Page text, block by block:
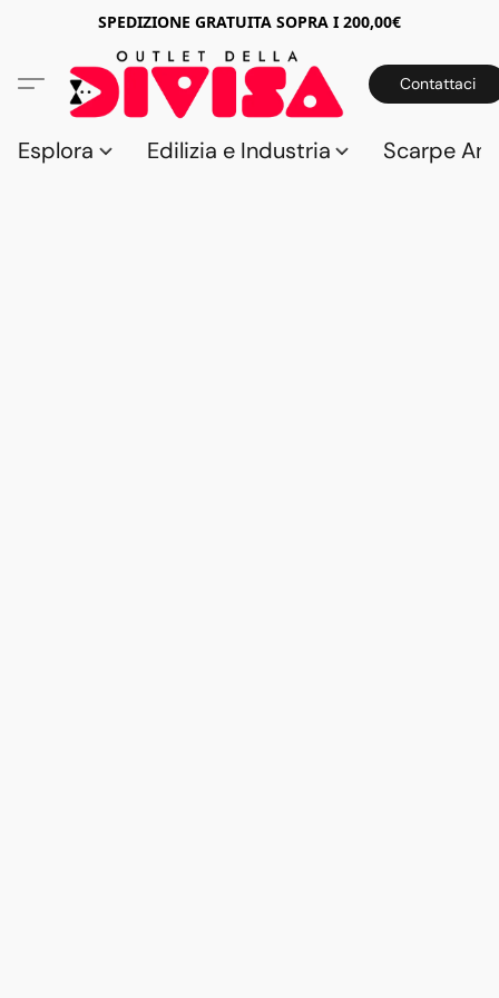
SPEDIZIONE GRATUITA SOPRA I 200,00€
Contattaci
Esplora Edilizia e Industria Scarpe